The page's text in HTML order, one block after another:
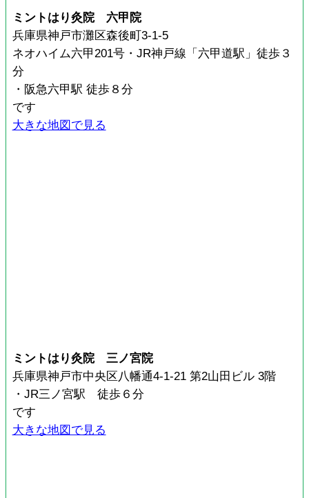
ミントはり灸院 六甲院
兵庫県神戸市灘区森後町3-1-5
ネオハイム六甲201号・JR神戸線「六甲道駅」徒歩３
分
・阪急六甲駅 徒歩８分
です
大きな地図で見る
ミントはり灸院 三ノ宮院
兵庫県神戸市中央区八幡通4-1-21 第2山田ビル 3階
・JR三ノ宮駅 徒歩６分
です
大きな地図で見る